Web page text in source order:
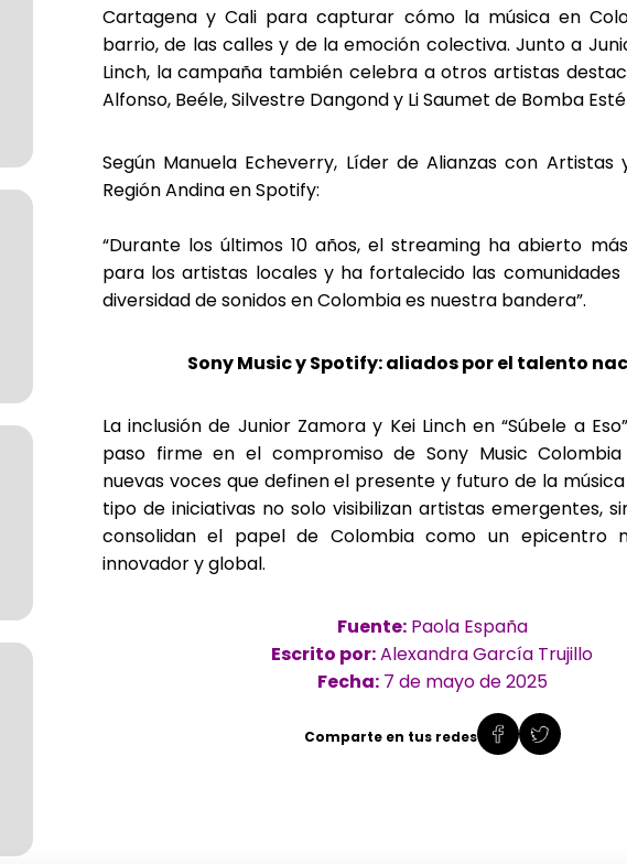
Cartagena y Cali para capturar cómo la música en
barrio, de las calles y de la emoción colectiva. Junto a
Linch, la campaña también celebra a otros artistas
Alfonso, Beéle, Silvestre Dangond y Li Saumet de Bomba
Según Manuela Echeverry, Líder de Alianzas con Artistas
Región Andina en Spotify:
“Durante los últimos 10 años, el streaming ha abierto
para los artistas locales y ha fortalecido las comunidades
diversidad de sonidos en Colombia es nuestra bandera”.
Sony Music y Spotify: aliados por el talento
La inclusión de Junior Zamora y Kei Linch en “Súbele a
paso firme en el compromiso de Sony Music
nuevas voces que definen el presente y futuro de la
tipo de iniciativas no solo visibilizan artistas emergentes,
consolidan el papel de Colombia como un epicentro
innovador y global.
Fuente:Paola España
Escrito por:Alexandra García Trujillo
Fecha:7 de mayo de 2025
Comparte en tus redes